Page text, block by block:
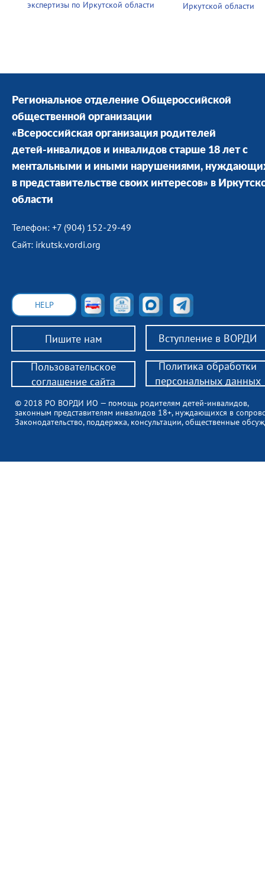
экспертизы по Иркутской области
Иркутской области
Региональное отделение Общероссийской
общественной организации
«Всероссийская организация родителей
детей-инвалидов и инвалидов старше 18 лет с
ментальными и иными нарушениями,
в представительстве своих интересов» в
области
Телефон: +7 (904) 152-29-49
Сайт: irkutsk.vordi.org
Пишите нам Вступление в ВОРДИ
© 2018 РО ВОРДИ ИО — помощь родителям детей-инвалидов,
законным представителям инвалидов 18+, нуждающихся в
Законодательство, поддержка, консультации, общественные
HELP
Пользовательское
соглашение сайта
Политика обработки
персональных данных